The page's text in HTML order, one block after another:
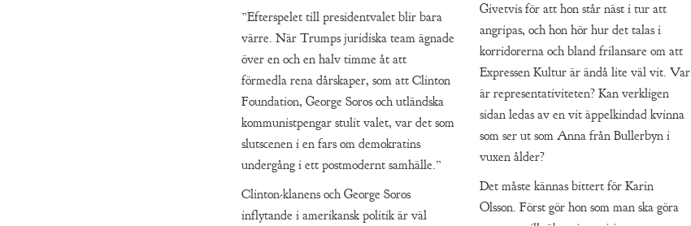
”Efterspelet till presidentvalet blir bara
värre. När Trumps juridiska team ägnade
över en och en halv timme åt att
förmedla rena dårskaper, som att Clinton
Foundation, George Soros och utländska
kommunistpengar stulit valet, var det som
slutscenen i en fars om demokratins
undergång i ett postmodernt samhälle.”
Clinton-klanens och George Soros
inflytande i amerikansk politik är väl
Givetvis för att hon står näst i tur att
angripas, och hon hör hur det talas i
korridorerna och bland frilansare om att
Expressen Kultur är ändå lite väl vit. Var
är representativiteten? Kan verkligen
sidan ledas av en vit äppelkindad kvinna
som ser ut som Anna från Bullerbyn i
vuxen ålder?
Det måste kännas bittert för Karin
Olsson. Först gör hon som man ska göra